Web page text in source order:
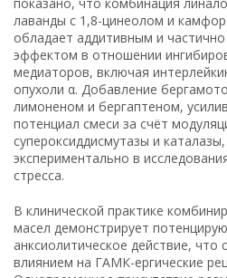
лаванды с 1,8-цинеолом и
обладает аддитивным и
эффектом в отношении
медиаторов, включая
опухоли α. Добавление
лимоненом и бергаптеном,
потенциал смеси за счёт
супероксиддисмутазы и
экспериментально в
стресса.
В клинической практике
масел демонстрирует
анксиолитическое действие,
влиянием на ГАМК-ергические